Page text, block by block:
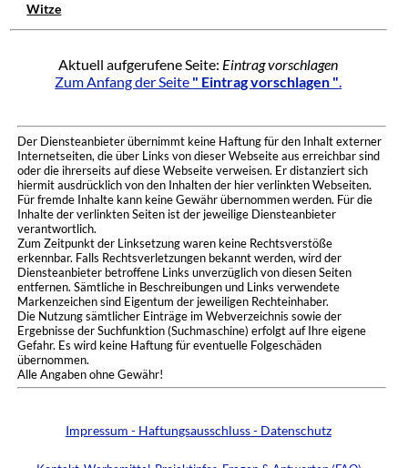
Witze
Aktuell aufgerufene Seite: Eintrag vorschlagen
Zum Anfang der Seite " Eintrag vorschlagen ".
Der Diensteanbieter übernimmt keine Haftung für den Inhalt externer
Internetseiten, die über Links von dieser Webseite aus erreichbar sind
oder die ihrerseits auf diese Webseite verweisen. Er distanziert sich
hiermit ausdrücklich von den Inhalten der hier verlinkten Webseiten.
Für fremde Inhalte kann keine Gewähr übernommen werden. Für die
Inhalte der verlinkten Seiten ist der jeweilige Diensteanbieter
verantwortlich.
Zum Zeitpunkt der Linksetzung waren keine Rechtsverstöße
erkennbar. Falls Rechtsverletzungen bekannt werden, wird der
Diensteanbieter betroffene Links unverzüglich von diesen Seiten
entfernen. Sämtliche in Beschreibungen und Links verwendete
Markenzeichen sind Eigentum der jeweiligen Rechteinhaber.
Die Nutzung sämtlicher Einträge im Webverzeichnis sowie der
Ergebnisse der Suchfunktion (Suchmaschine) erfolgt auf Ihre eigene
Gefahr. Es wird keine Haftung für eventuelle Folgeschäden
übernommen.
Alle Angaben ohne Gewähr!
Impressum - Haftungsausschluss - Datenschutz